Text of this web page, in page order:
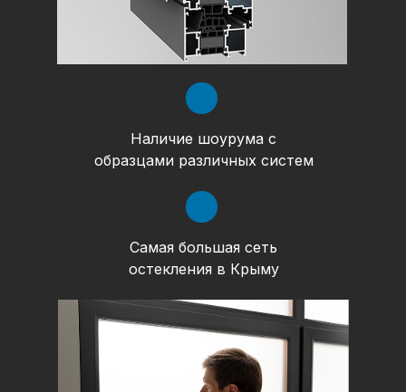
Самая большая сеть
остекления в Крыму
Наличие шоурума с
образцами различных систем